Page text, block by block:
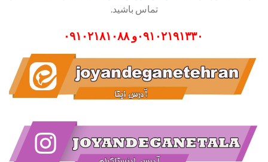
تماس باشید.
۰۹۱۰۲۱۹۱۳۳۰و۰۹۱۰۲۱۸۱۰۸۸